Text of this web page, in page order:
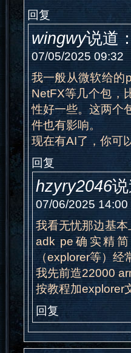
回复
wingwy说道
07/05/2025 09:32
我一般从微软给的
NetFX等几个包，
性好一些。这两个
件也有影响。
现在有AI了，你可
回复
hzyry2046
07/06/2025 14:00
我看无忧那边基
adk pe确实精
（explorer等）经
我先前造22000
按教程加explorer
回复